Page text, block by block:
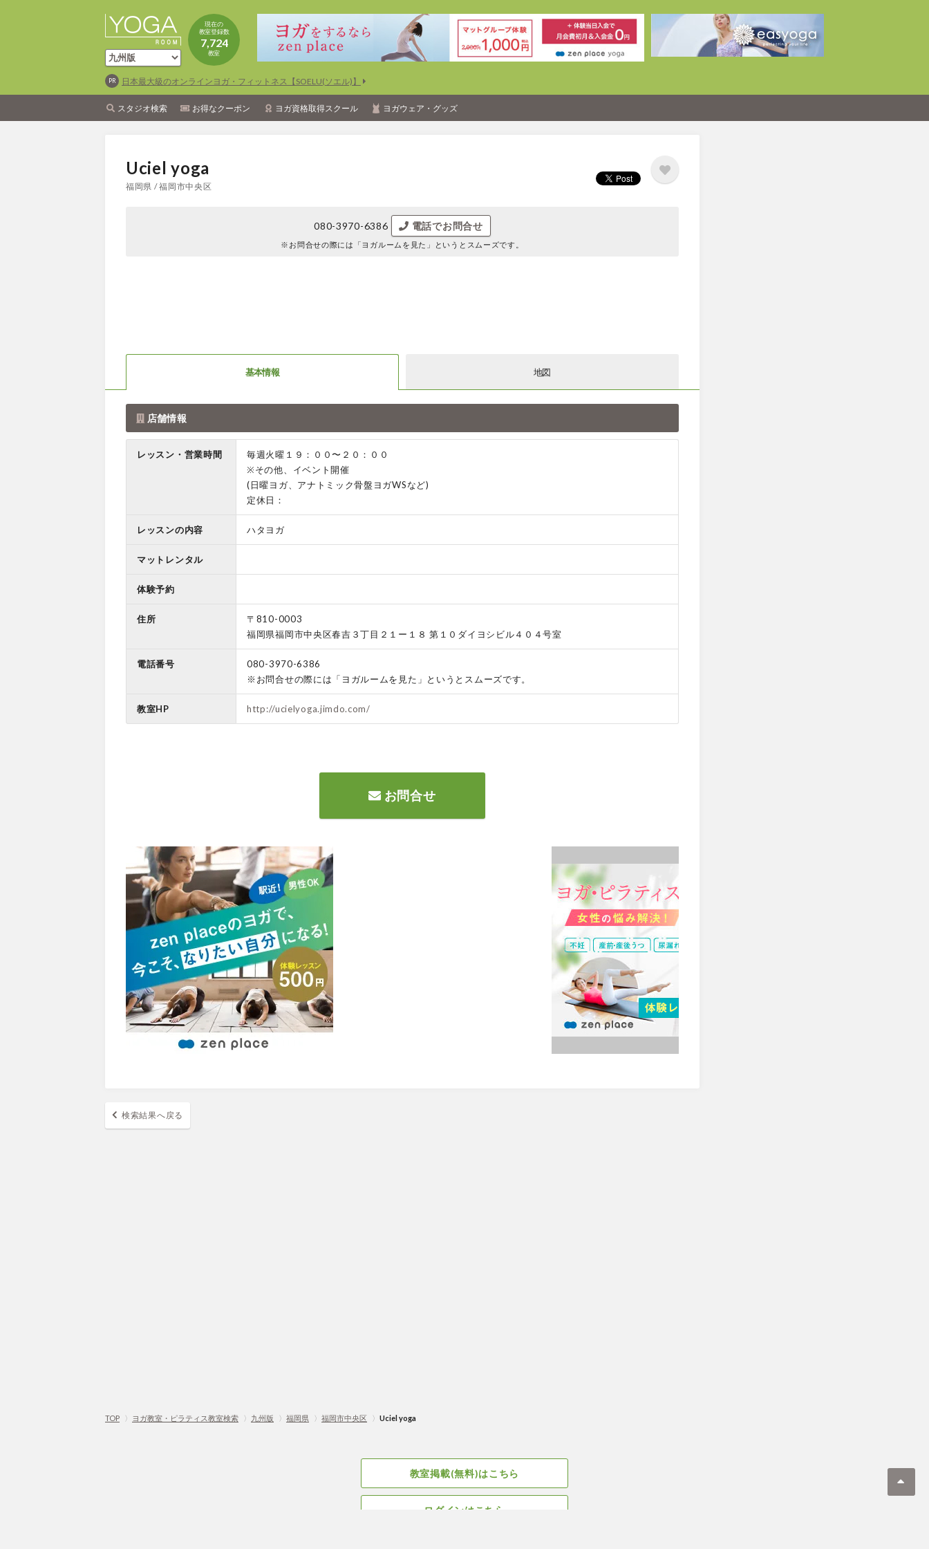
現在の
教室登録数
7,724
教室
日本最大級のオンラインヨガ・フィットネス【SOELU(ソエル)】
スタジオ検索 お得なクーポン ヨガ資格取得スクール ヨガウェア・グッズ
Uciel yoga
福岡県 / 福岡市中央区
080-3970-6386 電話でお問合せ
※お問合せの際には 「ヨガルームを見た」というとスムーズです。
基本情報 地図
店舗情報
レッスン・営業時間
毎週火曜１９：００〜２０：００
※その他、イベント開催
(日曜ヨガ、アナトミック骨盤ヨガWSなど)
定休日：
レッスンの内容 ハタヨガ
マットレンタル
体験予約
住所
〒810-0003
福岡県福岡市中央区春吉３丁目２１ー１８ 第１０ダイヨシビル４０４号室
電話番号
080-3970-6386
※お問合せの際には「ヨガルームを見た」というとスムーズです。
教室HP http://ucielyoga.jimdo.com/
お問合せ
検索結果へ戻る
TOP 〉 ヨガ教室・ピラティス教室検索 〉 九州版 〉 福岡県 〉 福岡市中央区 〉 Uciel yoga
教室掲載(無料)はこちら
ログインはこちら